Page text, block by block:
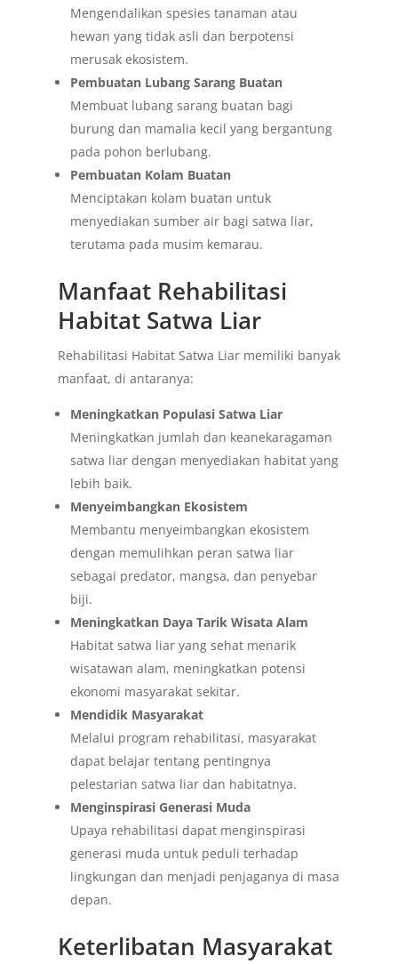
Mengendalikan spesies tanaman atau
hewan yang tidak asli dan berpotensi
merusak ekosistem.
Pembuatan Lubang Sarang Buatan
Membuat lubang sarang buatan bagi
burung dan mamalia kecil yang bergantung
pada pohon berlubang.
Pembuatan Kolam Buatan
Menciptakan kolam buatan untuk
menyediakan sumber air bagi satwa liar,
terutama pada musim kemarau.
Manfaat Rehabilitasi
Habitat Satwa Liar
Rehabilitasi Habitat Satwa Liar memiliki banyak
manfaat, di antaranya:
Meningkatkan Populasi Satwa Liar
Meningkatkan jumlah dan keanekaragaman
satwa liar dengan menyediakan habitat yang
lebih baik.
Menyeimbangkan Ekosistem
Membantu menyeimbangkan ekosistem
dengan memulihkan peran satwa liar
sebagai predator, mangsa, dan penyebar
biji.
Meningkatkan Daya Tarik Wisata Alam
Habitat satwa liar yang sehat menarik
wisatawan alam, meningkatkan potensi
ekonomi masyarakat sekitar.
Mendidik Masyarakat
Melalui program rehabilitasi, masyarakat
dapat belajar tentang pentingnya
pelestarian satwa liar dan habitatnya.
Menginspirasi Generasi Muda
Upaya rehabilitasi dapat menginspirasi
generasi muda untuk peduli terhadap
lingkungan dan menjadi penjaganya di masa
depan.
Keterlibatan Masyarakat